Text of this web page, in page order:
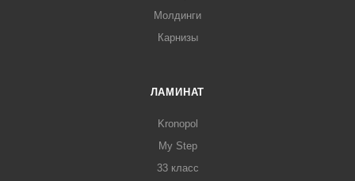
Молдинги
Карнизы
ЛАМИНАТ
Kronopol
My Step
33 класс